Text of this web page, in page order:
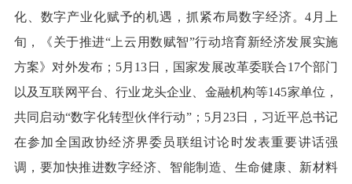
化、数字产业化赋予的机遇，抓紧布局数字经济。4月上
旬，《关于推进“上云用数赋智”行动培育新经济发展实施
方案》对外发布；5月13日，国家发展改革委联合17个部门
以及互联网平台、行业龙头企业、金融机构等145家单位，
共同启动“数字化转型伙伴行动”；5月23日，习近平总书记
在参加全国政协经济界委员联组讨论时发表重要讲话强
调，要加快推进数字经济、智能制造、生命健康、新材料